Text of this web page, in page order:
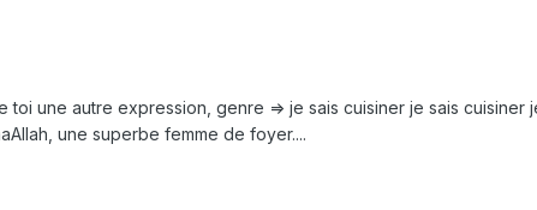
toi une autre expression, genre => je sais cuisiner je sais cuisiner
une superbe femme de foyer....